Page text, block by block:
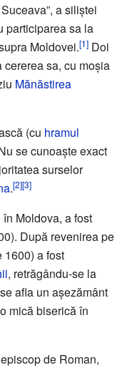
a siliștei
participarea sa la
Moldovei.[1] Doi
sa, cu moșia
Mănăstirea
(cu hramul
se cunoaște exact
surselor
.[2][3]
în Moldova, a fost
După revenirea pe
1600) a fost
, retrăgându-se la
afla un așezământ
mică biserică în
de Roman,